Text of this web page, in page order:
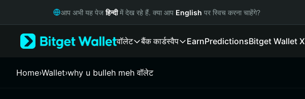
Русский
Italiano
आप अभी यह पेजहिन्दीमें देख रहे हैं. क्या आप English पर स्विच करना चाहेंगे?
वॉलेट बैंक कार्डस्वैप EarnPredictionsBitget Wallet X
Home›Wallet›why u bulleh meh वॉलेट